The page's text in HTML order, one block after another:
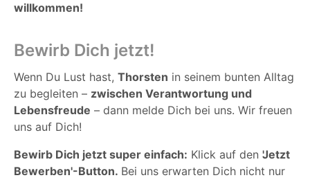
willkommen!
Bewirb Dich jetzt!
Wenn Du Lust hast, Thorsten in seinem bunten Alltag
zu begleiten – zwischen Verantwortung und
Lebensfreude – dann melde Dich bei uns. Wir freuen
uns auf Dich!
Bewirb Dich jetzt super einfach: Klick auf den 'Jetzt
Bewerben'-Button. Bei uns erwarten Dich nicht nur